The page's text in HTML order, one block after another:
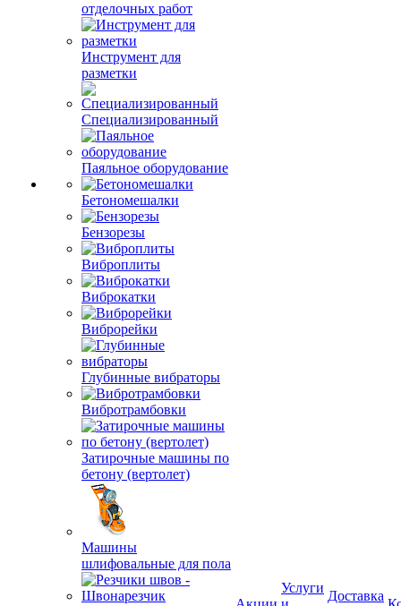
отделочных работ
Инструмент для
разметки
Специализированный
Паяльное оборудование
Бетономешалки
Бензорезы
Виброплиты
Виброкатки
Виброрейки
Глубинные вибраторы
Вибротрамбовки
Затирочные машины по
бетону (вертолет)
Машины
шлифовальные для пола
Услуги
Доставка